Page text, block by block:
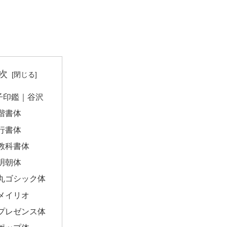
印鑑｜谷沢
書体
書体
科書体
朝体
ゴシック体
イリオ
レゼンス体